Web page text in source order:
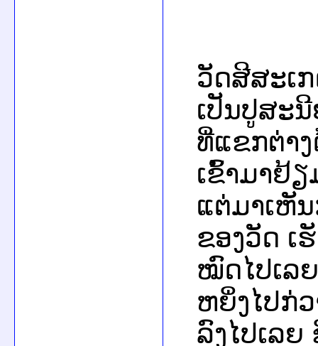
ວັດສີສະເ
ເປັນປູສະ
ທີ່ແຂກຕ່າ
ເຂົ້າມາຢ້
ແຕ່ມາເຫັ
ຂອງວັດ ເ
ໝົດໄປເລຍ
ຫຍິ່ງໄປກ່
ລົງໄປເລ